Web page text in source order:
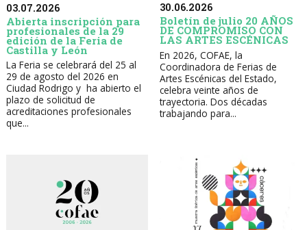
03.07.2026
Abierta inscripción para
profesionales de la 29
edición de la Feria de
Castilla y León
La Feria se celebrará del 25 al
29 de agosto del 2026 en
Ciudad Rodrigo y ha abierto el
plazo de solicitud de
acreditaciones profesionales
que...
30.06.2026
Boletín de julio 20 AÑOS
DE COMPROMISO CON
LAS ARTES ESCÉNICAS
En 2026, COFAE, la
Coordinadora de Ferias de
Artes Escénicas del Estado,
celebra veinte años de
trayectoria. Dos décadas
trabajando para...